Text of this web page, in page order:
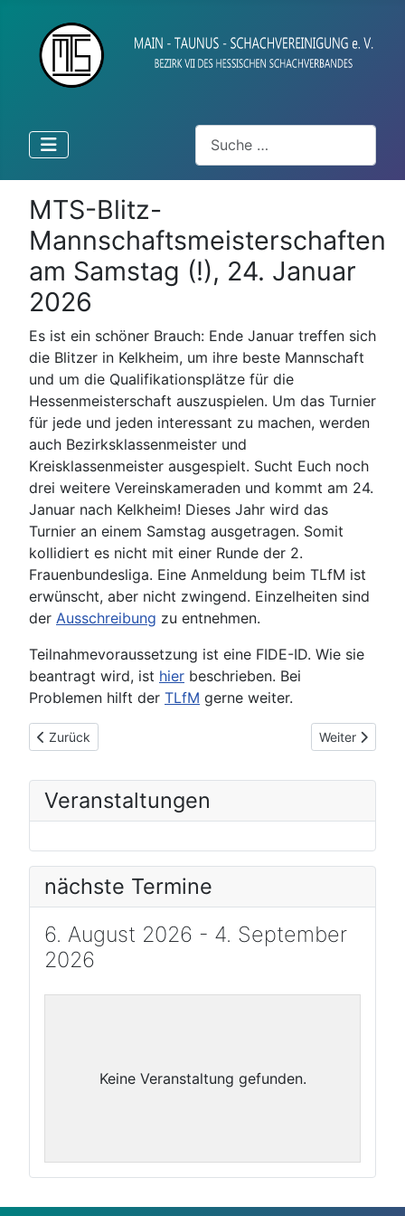
Suchen
MTS-Blitz-
Mannschaftsmeisterschaften
am Samstag (!), 24. Januar
2026
Es ist ein schöner Brauch: Ende Januar treffen sich
die Blitzer in Kelkheim, um ihre beste Mannschaft
und um die Qualifikationsplätze für die
Hessenmeisterschaft auszuspielen. Um das Turnier
für jede und jeden interessant zu machen, werden
auch Bezirksklassenmeister und
Kreisklassenmeister ausgespielt. Sucht Euch noch
drei weitere Vereinskameraden und kommt am 24.
Januar nach Kelkheim! Dieses Jahr wird das
Turnier an einem Samstag ausgetragen. Somit
kollidiert es nicht mit einer Runde der 2.
Frauenbundesliga. Eine Anmeldung beim TLfM ist
erwünscht, aber nicht zwingend. Einzelheiten sind
der Ausschreibung zu entnehmen.
Teilnahmevoraussetzung ist eine FIDE-ID. Wie sie
beantragt wird, ist hier beschrieben. Bei
Problemen hilft der TLfM gerne weiter.
Vorheriger Beitrag: B9 Chess960-Rallye ist zurück: Am
Zurück Nächster
Weiter
Veranstaltungen
nächste Termine
6. August 2026 - 4. September
2026
Keine Veranstaltung gefunden.